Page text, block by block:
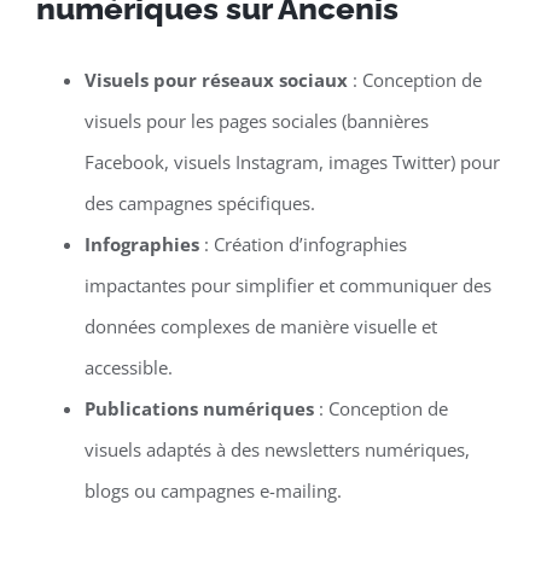
numériques sur Ancenis
Visuels pour réseaux sociaux: Conception de
visuels pour les pages sociales (bannières
Facebook, visuels Instagram, images Twitter) pour
des campagnes spécifiques.
Infographies: Création d’infographies
impactantes pour simplifier et communiquer des
données complexes de manière visuelle et
accessible.
Publications numériques: Conception de
visuels adaptés à des newsletters numériques,
blogs ou campagnes e-mailing.